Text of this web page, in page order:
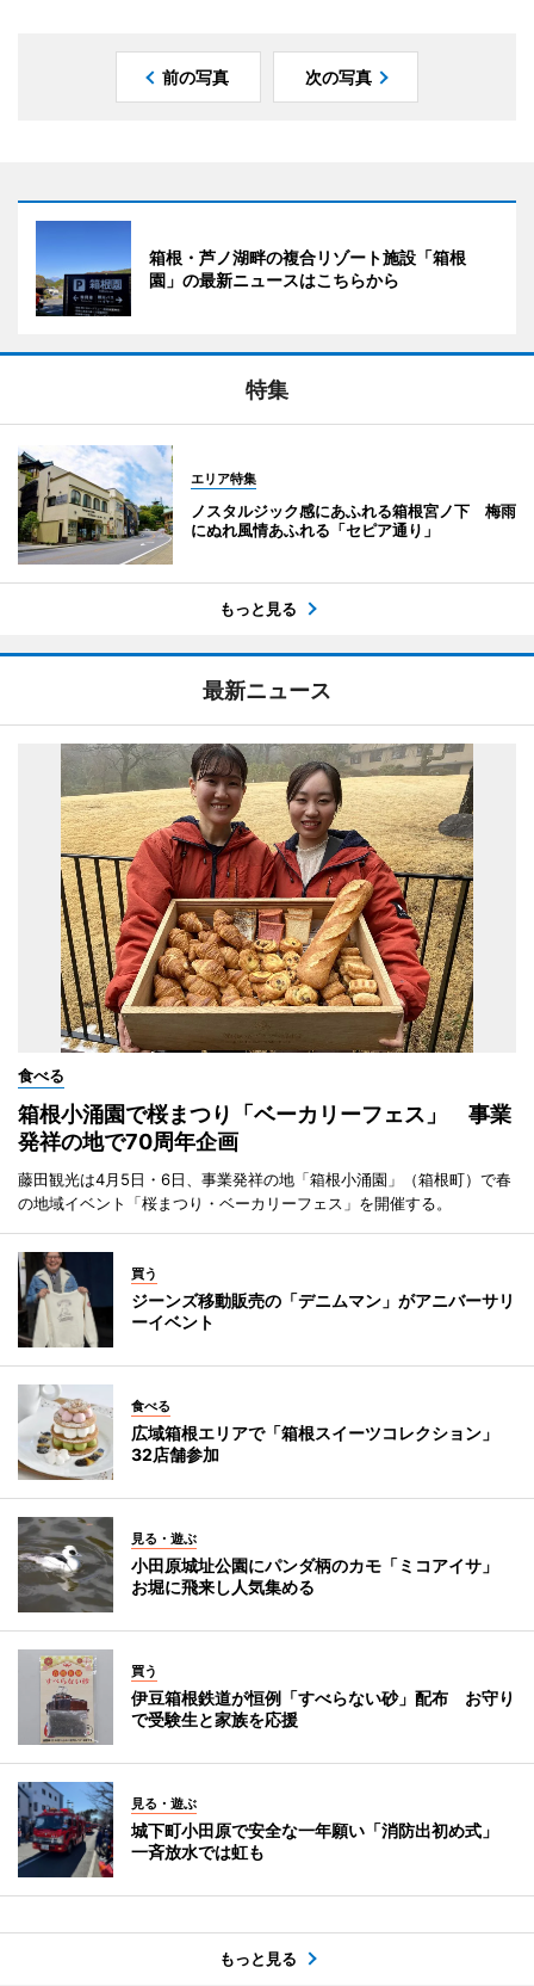
前の写真 次の写真
箱根・芦ノ湖畔の複合リゾート施設「箱根
園」の最新ニュースはこちらから
特集
エリア特集
ノスタルジック感にあふれる箱根宮ノ下 梅雨
にぬれ風情あふれる「セピア通り」
もっと見る
最新ニュース
食べる
箱根小涌園で桜まつり「ベーカリーフェス」 事業
発祥の地で70周年企画
藤田観光は4月5日・6日、事業発祥の地「箱根小涌園」（箱根町）で春
の地域イベント「桜まつり・ベーカリーフェス」を開催する。
買う
ジーンズ移動販売の「デニムマン」がアニバーサリ
ーイベント
食べる
広域箱根エリアで「箱根スイーツコレクション」
32店舗参加
見る・遊ぶ
小田原城址公園にパンダ柄のカモ「ミコアイサ」
お堀に飛来し人気集める
買う
伊豆箱根鉄道が恒例「すべらない砂」配布 お守り
で受験生と家族を応援
見る・遊ぶ
城下町小田原で安全な一年願い「消防出初め式」
一斉放水では虹も
もっと見る